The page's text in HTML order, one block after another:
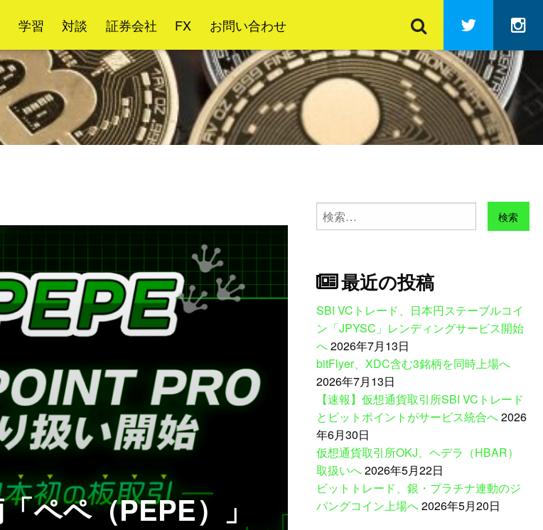
学習 対談 証券会社 FX お問い合わせ Twitter
ペペ（PEPE）」
検
索:
最近の投稿
SBI VCトレード、日本円ステーブルコイ
ン「JPYSC」レンディングサービス開始
へ2026年7月13日
bitFlyer、XDC含む3銘柄を同時上場へ
2026年7月13日
【速報】仮想通貨取引所SBI VCトレード
とビットポイントがサービス統合へ2026
年6月30日
仮想通貨取引所OKJ、ヘデラ（HBAR）
取扱いへ2026年5月22日
ビットトレード、銀・プラチナ連動のジ
パングコイン上場へ2026年5月20日